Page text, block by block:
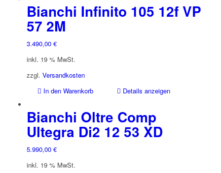
Bianchi Infinito 105 12f VP
57 2M
3.490,00 €
inkl. 19 % MwSt.
zzgl. Versandkosten
In den Warenkorb
Details anzeigen
Bianchi Oltre Comp
Ultegra Di2 12 53 XD
5.990,00 €
inkl. 19 % MwSt.